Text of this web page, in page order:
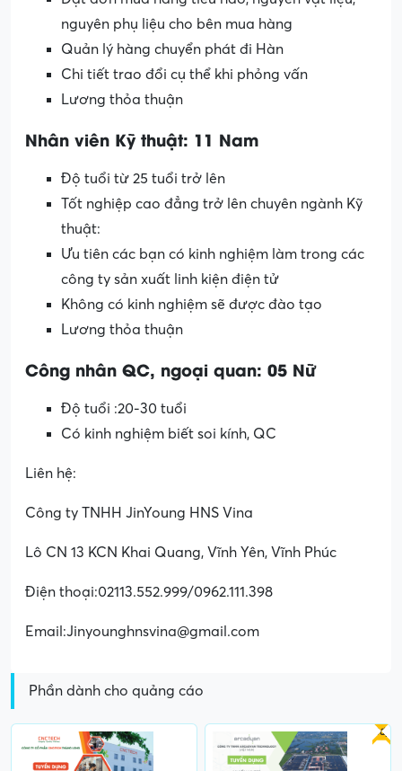
nguyên phụ liệu cho bên mua hàng
Quản lý hàng chuyển phát đi Hàn
Chi tiết trao đổi cụ thể khi phỏng vấn
Lương thỏa thuận
Nhân viên Kỹ thuật: 11 Nam
Độ tuổi từ 25 tuổi trở lên
Tốt nghiệp cao đẳng trở lên chuyên ngành Kỹ
thuật:
Ưu tiên các bạn có kinh nghiệm làm trong các
công ty sản xuất linh kiện điện tử
Không có kinh nghiệm sẽ được đào tạo
Lương thỏa thuận
Công nhân QC, ngoại quan: 05 Nữ
Độ tuổi :20-30 tuổi
Có kinh nghiệm biết soi kính, QC
Liên hệ:
Công ty TNHH JinYoung HNS Vina
Lô CN 13 KCN Khai Quang, Vĩnh Yên, Vĩnh Phúc
Điện thoại:02113.552.999/0962.111.398
Email:Jinyounghnsvina@gmail.com
Phần dành cho quảng cáo
Gấp